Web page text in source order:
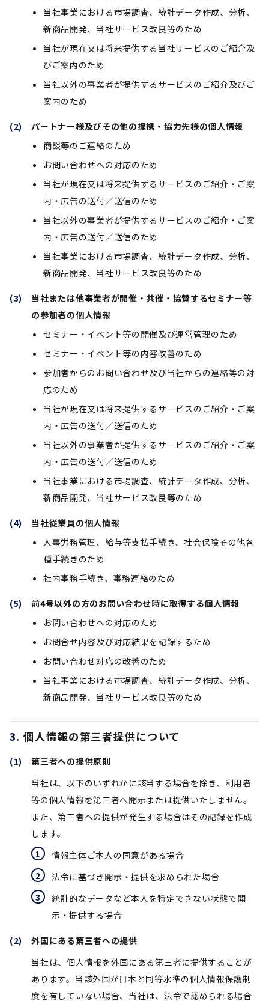
当社事業における市場調査、統計データ作成、分析、
新商品開発、当社サービス改良等のため
当社が現在又は将来提供する当社サービスのご紹介及
びご案内のため
当社以外の事業者が提供するサービスのご紹介及びご
案内のため
パートナー様及びその他の提携・協力先様の個人情報
商談等のご連絡のため
お問い合わせへの対応のため
当社が現在又は将来提供するサービスのご紹介・ご案
内・広告の送付／送信のため
当社以外の事業者が提供するサービスのご紹介・ご案
内・広告の送付／送信のため
当社事業における市場調査、統計データ作成、分析、
新商品開発、当社サービス改良等のため
当社または他事業者が開催・共催・協賛するセミナー等
の参加者の個人情報
セミナー・イベント等の開催及び運営管理のため
セミナー・イベント等の内容改善のため
参加者からのお問い合わせ及び当社からの連絡等の対
応のため
当社が現在又は将来提供するサービスのご紹介・ご案
内・広告の送付／送信のため
当社以外の事業者が提供するサービスのご紹介・ご案
内・広告の送付／送信のため
当社事業における市場調査、統計データ作成、分析、
新商品開発、当社サービス改良等のため
当社従業員の個人情報
人事労務管理、給与等支払手続き、社会保険その他各
種手続きのため
社内事務手続き、事務連絡のため
前4号以外の方のお問い合わせ時に取得する個人情報
お問い合わせへの対応のため
お問合せ内容及び対応結果を記録するため
お問い合わせ対応の改善のため
当社事業における市場調査、統計データ作成、分析、
新商品開発、当社サービス改良等のため
個人情報の第三者提供について
第三者への提供原則
当社は、以下のいずれかに該当する場合を除き、利用者
等の個人情報を第三者へ開示または提供いたしません。
また、第三者への提供が発生する場合はその記録を作成
します。
情報主体ご本人の同意がある場合
法令に基づき開示・提供を求められた場合
統計的なデータなど本人を特定できない状態で開
示・提供する場合
外国にある第三者への提供
当社は、個人情報を外国にある第三者に提供することが
あります。当該外国が日本と同等水準の個人情報保護制
度を有していない場合、当社は、法令で認められる場合